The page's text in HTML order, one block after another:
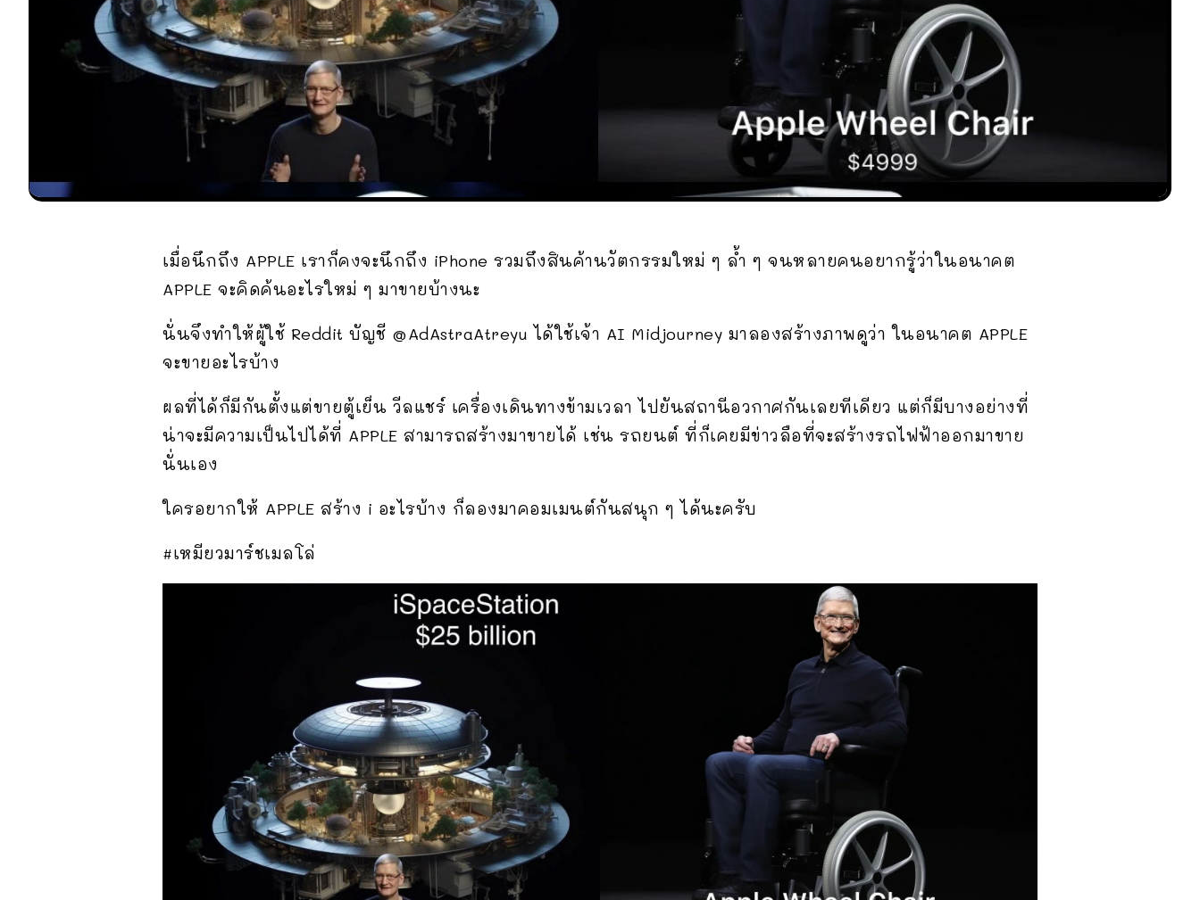
เมื่อนึกถึง APPLE เราก็คงจะนึกถึง iPhone รวมถึงสินค้านวัตกรรมใหม่ ๆ ล้ำ ๆ จนหลายคนอยากรู้ว่าในอนาคต
APPLE จะคิดค้นอะไรใหม่ ๆ มาขายบ้างนะ
นั่นจึงทำให้ผู้ใช้ Reddit บัญชี @AdAstraAtreyu ได้ใช้เจ้า AI Midjourney มาลองสร้างภาพดูว่า ในอนาคต APPLE
จะขายอะไรบ้าง
ผลที่ได้ก็มีกันตั้งแต่ขายตู้เย็น วีลแชร์ เครื่องเดินทางข้ามเวลา ไปยันสถานีอวกาศกันเลยทีเดียว แต่ก็มีบางอย่างที่
น่าจะมีความเป็นไปได้ที่ APPLE สามารถสร้างมาขายได้ เช่น รถยนต์ ที่ก็เคยมีข่าวลือที่จะสร้างรถไฟฟ้าออกมาขาย
นั่นเอง
ใครอยากให้ APPLE สร้าง i อะไรบ้าง ก็ลองมาคอมเมนต์กันสนุก ๆ ได้นะครับ
#เหมียวมาร์ชเมลโล่